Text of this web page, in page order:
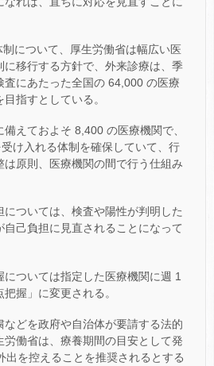
について、厚生労働省は幅広い医
移行する方針で、外来診療は、季
査にあたった全国の 64,000 の医療
指すとしている。
えておよそ 8,400 の医療機関で、
け入れる体制を確保していて、行
原則、医療機関の間で行う仕組み
については、検査や陽性が判明した
己負担に見直されることになって
については指定した医療機関に週 1
握」に変更される。
どを政府や自治体が要請する法的
労働省は、療養期間の目安として発
出を控えることを推奨されるとする